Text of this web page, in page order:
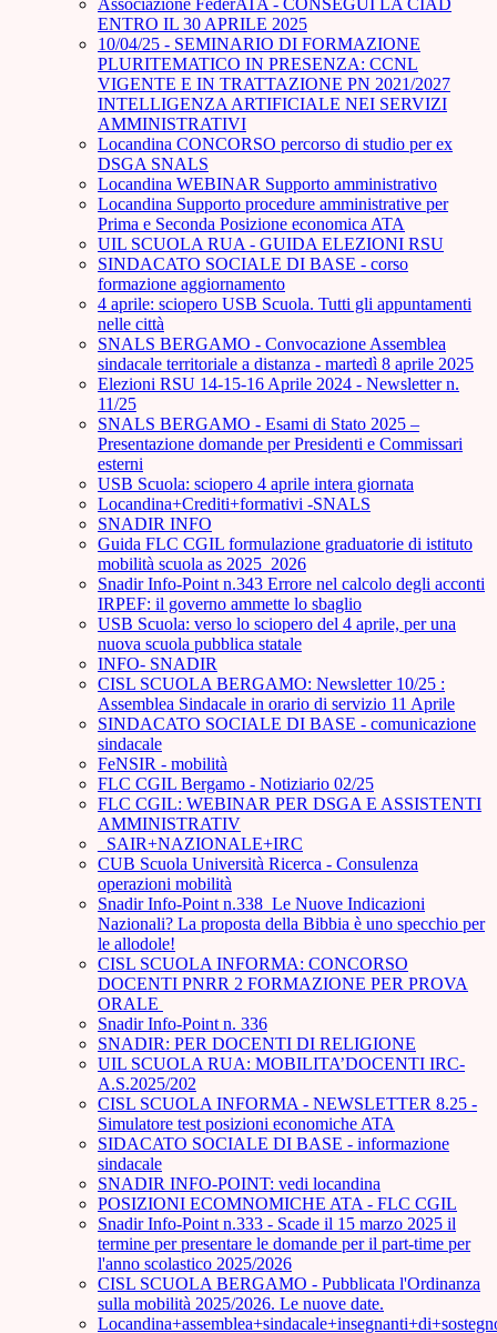
Associazione FederATA - CONSEGUI LA CIAD
ENTRO IL 30 APRILE 2025
10/04/25 - SEMINARIO DI FORMAZIONE
PLURITEMATICO IN PRESENZA: CCNL
VIGENTE E IN TRATTAZIONE PN 2021/2027
INTELLIGENZA ARTIFICIALE NEI SERVIZI
AMMINISTRATIVI
Locandina CONCORSO percorso di studio per ex
DSGA SNALS
Locandina WEBINAR Supporto amministrativo
Locandina Supporto procedure amministrative per
Prima e Seconda Posizione economica ATA
UIL SCUOLA RUA - GUIDA ELEZIONI RSU
SINDACATO SOCIALE DI BASE - corso
formazione aggiornamento
4 aprile: sciopero USB Scuola. Tutti gli appuntamenti
nelle città
SNALS BERGAMO - Convocazione Assemblea
sindacale territoriale a distanza - martedì 8 aprile 2025
Elezioni RSU 14-15-16 Aprile 2024 - Newsletter n.
11/25
SNALS BERGAMO - Esami di Stato 2025 –
Presentazione domande per Presidenti e Commissari
esterni
USB Scuola: sciopero 4 aprile intera giornata
Locandina+Crediti+formativi -SNALS
SNADIR INFO
Guida FLC CGIL formulazione graduatorie di istituto
mobilità scuola as 2025_2026
Snadir Info-Point n.343 Errore nel calcolo degli acconti
IRPEF: il governo ammette lo sbaglio
USB Scuola: verso lo sciopero del 4 aprile, per una
nuova scuola pubblica statale
INFO- SNADIR
CISL SCUOLA BERGAMO: Newsletter 10/25 :
Assemblea Sindacale in orario di servizio 11 Aprile
SINDACATO SOCIALE DI BASE - comunicazione
sindacale
FeNSIR - mobilità
FLC CGIL Bergamo - Notiziario 02/25
FLC CGIL: WEBINAR PER DSGA E ASSISTENTI
AMMINISTRATIV
_SAIR+NAZIONALE+IRC
CUB Scuola Università Ricerca - Consulenza
operazioni mobilità
Snadir Info-Point n.338 Le Nuove Indicazioni
Nazionali? La proposta della Bibbia è uno specchio per
le allodole!
CISL SCUOLA INFORMA: CONCORSO
DOCENTI PNRR 2 FORMAZIONE PER PROVA
ORALE ­
Snadir Info-Point n. 336
SNADIR: PER DOCENTI DI RELIGIONE
UIL SCUOLA RUA: MOBILITA’DOCENTI IRC-
A.S.2025/202
CISL SCUOLA INFORMA - NEWSLETTER 8.25 -
Simulatore test posizioni economiche ATA
SIDACATO SOCIALE DI BASE - informazione
sindacale
SNADIR INFO-POINT: vedi locandina
POSIZIONI ECOMNOMICHE ATA - FLC CGIL
Snadir Info-Point n.333 - Scade il 15 marzo 2025 il
termine per presentare le domande per il part-time per
l'anno scolastico 2025/2026
CISL SCUOLA BERGAMO - Pubblicata l'Ordinanza
sulla mobilità 2025/2026. Le nuove date.